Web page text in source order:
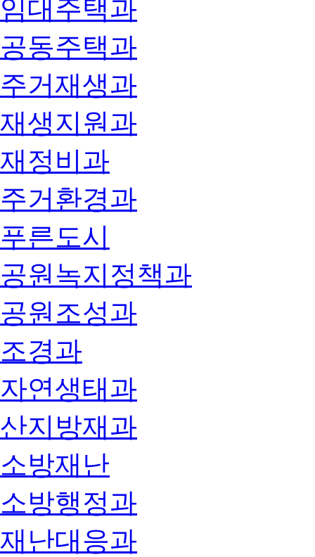
임대주택과
공동주택과
주거재생과
재생지원과
재정비과
주거환경과
푸른도시
공원녹지정책과
공원조성과
조경과
자연생태과
산지방재과
소방재난
소방행정과
재난대응과